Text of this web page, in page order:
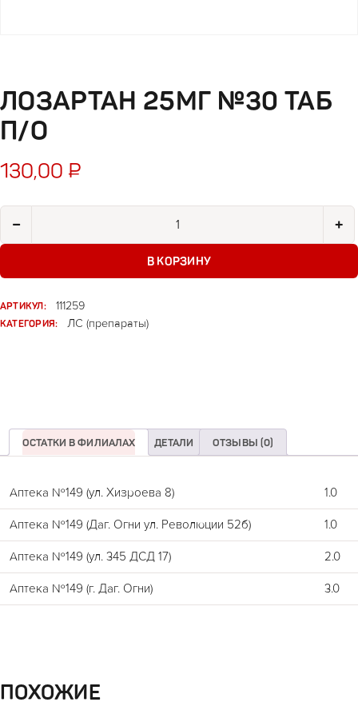
ЛОЗАРТАН 25МГ №30 ТАБ
П/О
130,00 ₽
− +
В КОРЗИНУ
АРТИКУЛ:
111259
КАТЕГОРИЯ:
ЛС (препараты)
ОСТАТКИ В ФИЛИАЛАХ ДЕТАЛИ ОТЗЫВЫ (0)
Аптека №149 (ул. Хизроева 8) 1.0
Аптека №149 (Даг. Огни ул. Революции 52б) 1.0
Аптека №149 (ул. 345 ДСД 17) 2.0
Аптека №149 (г. Даг. Огни) 3.0
ПОХОЖИЕ